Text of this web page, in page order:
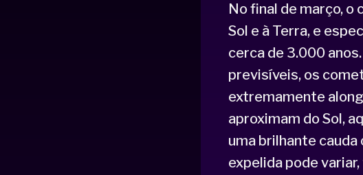
No final de março,
Sol e à Terra, e
cerca de 3.000
previsíveis, os
extremamente
aproximam do Sol,
uma brilhante
expelida pode